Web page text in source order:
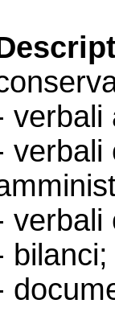
verbali
verbali
verbali
bilanci;